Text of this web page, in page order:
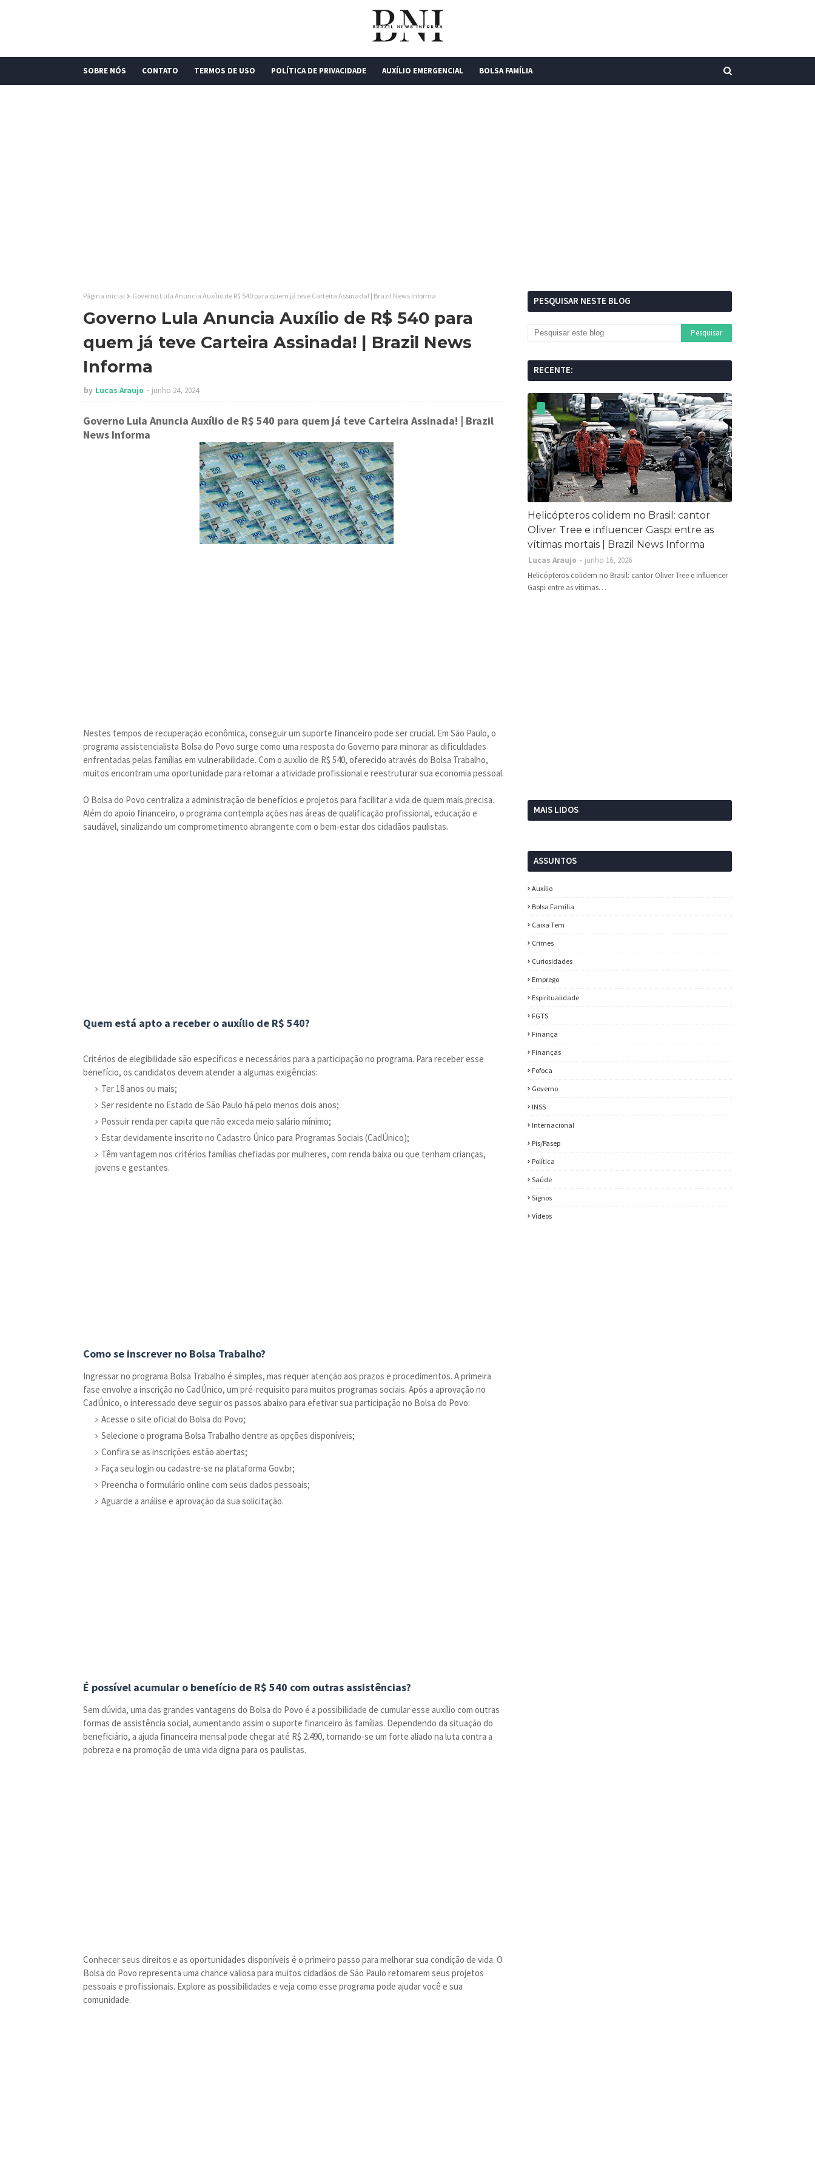
SOBRE NÓS CONTATO TERMOS DE USO POLÍTICA DE PRIVACIDADE AUXÍLIO EMERGENCIAL BOLSA FAMÍLIA
Página inicial Governo Lula Anuncia Auxílio de R$ 540 para quem já teve Carteira Assinada! | Brazil News Informa
Governo Lula Anuncia Auxílio de R$ 540 para
quem já teve Carteira Assinada! | Brazil News
Informa
by Lucas Araujo junho 24, 2024
Governo Lula Anuncia Auxílio de R$ 540 para quem já teve Carteira Assinada! | Brazil
News Informa
Nestes tempos de recuperação econômica, conseguir um suporte financeiro pode ser crucial. Em São Paulo, o
programa assistencialista Bolsa do Povo surge como uma resposta do Governo para minorar as dificuldades
enfrentadas pelas famílias em vulnerabilidade. Com o auxílio de R$ 540, oferecido através do Bolsa Trabalho,
muitos encontram uma oportunidade para retomar a atividade profissional e reestruturar sua economia pessoal.
O Bolsa do Povo centraliza a administração de benefícios e projetos para facilitar a vida de quem mais precisa.
Além do apoio financeiro, o programa contempla ações nas áreas de qualificação profissional, educação e
saudável, sinalizando um comprometimento abrangente com o bem-estar dos cidadãos paulistas.
Quem está apto a receber o auxílio de R$ 540?
Critérios de elegibilidade são específicos e necessários para a participação no programa. Para receber esse
benefício, os candidatos devem atender a algumas exigências:
Ter 18 anos ou mais;
Ser residente no Estado de São Paulo há pelo menos dois anos;
Possuir renda per capita que não exceda meio salário mínimo;
Estar devidamente inscrito no Cadastro Único para Programas Sociais (CadÚnico);
Têm vantagem nos critérios famílias chefiadas por mulheres, com renda baixa ou que tenham crianças,
jovens e gestantes.
Como se inscrever no Bolsa Trabalho?
Ingressar no programa Bolsa Trabalho é simples, mas requer atenção aos prazos e procedimentos. A primeira
fase envolve a inscrição no CadÚnico, um pré-requisito para muitos programas sociais. Após a aprovação no
CadÚnico, o interessado deve seguir os passos abaixo para efetivar sua participação no Bolsa do Povo:
Acesse o site oficial do Bolsa do Povo;
Selecione o programa Bolsa Trabalho dentre as opções disponíveis;
Confira se as inscrições estão abertas;
Faça seu login ou cadastre-se na plataforma Gov.br;
Preencha o formulário online com seus dados pessoais;
Aguarde a análise e aprovação da sua solicitação.
É possível acumular o benefício de R$ 540 com outras assistências?
Sem dúvida, uma das grandes vantagens do Bolsa do Povo é a possibilidade de cumular esse auxílio com outras
formas de assistência social, aumentando assim o suporte financeiro às famílias. Dependendo da situação do
beneficiário, a ajuda financeira mensal pode chegar até R$ 2.490, tornando-se um forte aliado na luta contra a
pobreza e na promoção de uma vida digna para os paulistas.
Conhecer seus direitos e as oportunidades disponíveis é o primeiro passo para melhorar sua condição de vida. O
Bolsa do Povo representa uma chance valiosa para muitos cidadãos de São Paulo retomarem seus projetos
pessoais e profissionais. Explore as possibilidades e veja como esse programa pode ajudar você e sua
comunidade.
PESQUISAR NESTE BLOG
RECENTE:
Helicópteros colidem no Brasil: cantor
Oliver Tree e influencer Gaspi entre as
vítimas mortais | Brazil News Informa
Lucas Araujo
junho 16, 2026
Helicópteros colidem no Brasil: cantor Oliver Tree e influencer
Gaspi entre as vítimas…
MAIS LIDOS
ASSUNTOS
Auxílio
Bolsa Família
Caixa Tem
Crimes
Curiosidades
Emprego
Espiritualidade
FGTS
Finança
Finanças
Fofoca
Governo
INSS
Internacional
Pis/Pasep
Política
Saúde
Signos
Vídeos